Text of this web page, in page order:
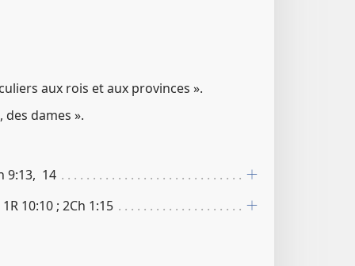
aux rois et aux provinces ».
des dames ».
9​:​13, 14
10​:​10 ; 2Ch 1​:​15